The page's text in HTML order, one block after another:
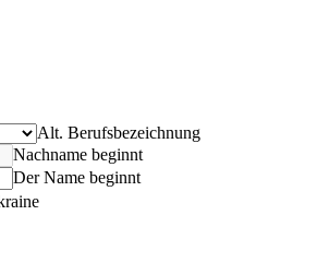
Alt. Berufsbezeichnung
Nachname beginnt
Der Name beginnt